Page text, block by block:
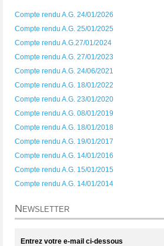
Compte rendu A.G. 24/01/2026
Compte rendu A.G. 25/01/2025
Compte rendu A.G.27/01/2024
Compte rendu A.G. 27/01/2023
Compte rendu A.G. 24/06/2021
Compte rendu A.G. 18/01/2022
Compte rendu A.G. 23/01/2020
Compte rendu A.G. 08/01/2019
Compte rendu A.G. 18/01/2018
Compte rendu A.G. 19/01/2017
Compte rendu A.G. 14/01/2016
Compte rendu A.G. 15/01/2015
Compte rendu A.G. 14/01/2014
Newsletter
Entrez votre e-mail ci-dessous